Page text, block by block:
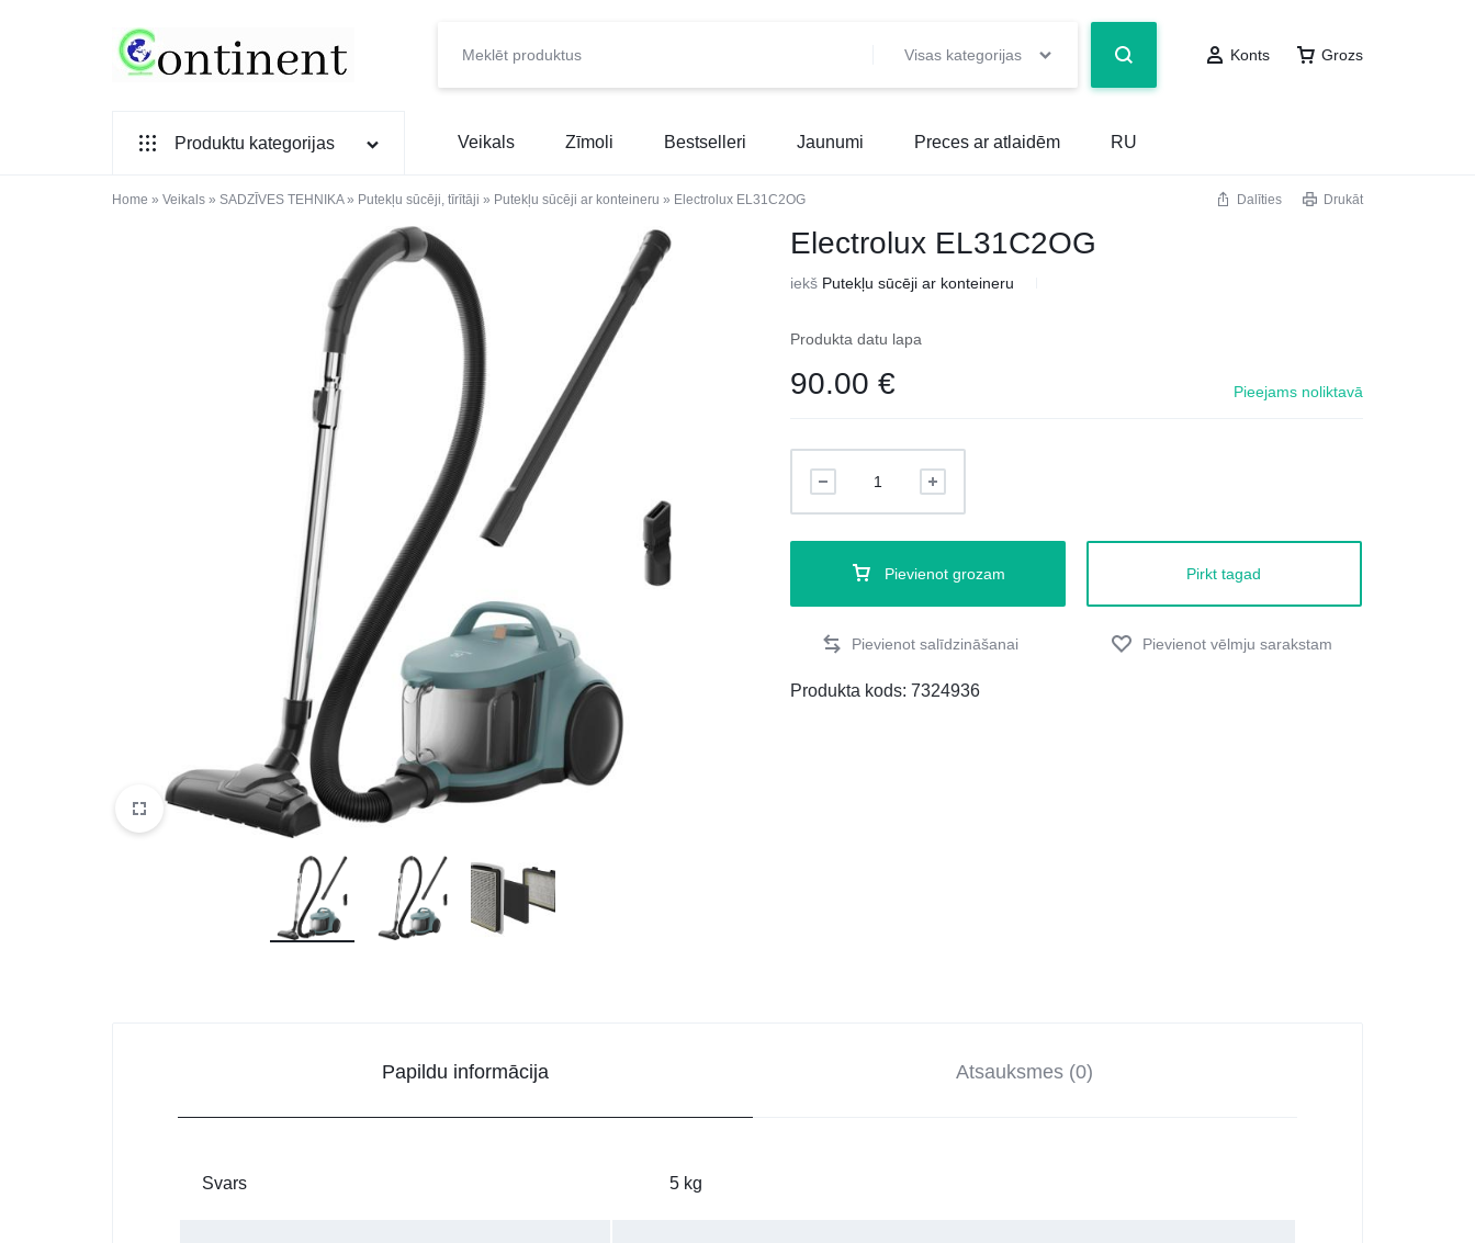
PREČU
INTERNETVEIKALS
Visas kategorijas Konts Grozs
Produktu kategorijas
SADZĪVES TEHNIKA
SKAISTUMAM UN VESELĪBAI
DATORTEHNIKA, PRECES
SPORTAM UN ATPŪTAI
SILTUMNĪCAS UN TO PIEDERUMI
CELTNIECĪBA
Veikals Zīmoli Bestselleri Jaunumi Preces ar atlaidēm RU
Home » Veikals » SADZĪVES TEHNIKA» Putekļu sūcēji, tīrītāji » Putekļu sūcēji ar konteineru » Electrolux EL31C2OG Dalīties Drukāt
Electrolux EL31C2OG
iekš Putekļu sūcēji ar konteineru
Produkta datu lapa
90.00€ Pieejams noliktavā
Pievienot grozam Pirkt tagad
Produkta kods:7324936
Papildu informācija Atsauksmes (0)
Svars 5 kg